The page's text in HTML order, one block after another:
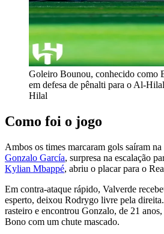
Goleiro Bounou, conhecido como
em defesa de pênalti para o Al-
Hilal
Como foi o jogo
Ambos os times marcaram gols saíram
Gonzalo García, surpresa na escalação
Kylian Mbappé, abriu o placar para o
Em contra-ataque rápido, Valverde
esperto, deixou Rodrygo livre pela
rasteiro e encontrou Gonzalo, de 21
Bono com um chute mascado.